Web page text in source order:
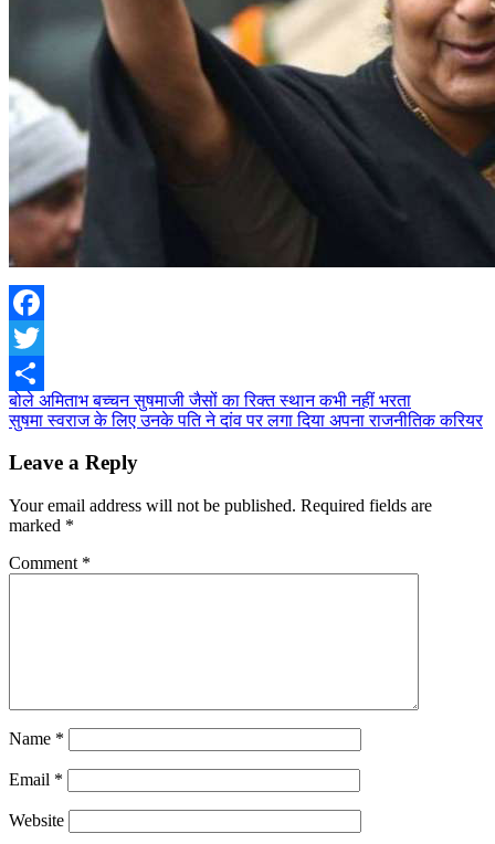
Facebook
Twitter
Share
Post
navigation
बोले अमिताभ बच्चन सुषमाजी जैसों का रिक्त स्थान कभी नहीं भरता
सुषमा स्वराज के लिए उनके पति ने दांव पर लगा दिया अपना राजनीतिक करियर
Leave a Reply
Your email address will not be published. Required fields are
marked *
Comment *
Name *
Email *
Website